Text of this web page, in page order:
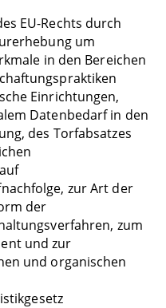
EU-Rechts durch
um
in den Bereichen
Einrichtungen,
Datenbedarf in den
des Torfabsatzes
zur Art der
der
zum
und zur
und organischen